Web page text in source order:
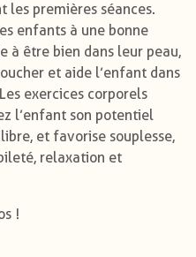
les premières séances.
enfants à une bonne
à être bien dans leur peau,
et aide l’enfant dans
exercices corporels
l’enfant son potentiel
et favorise souplesse,
relaxation et
!